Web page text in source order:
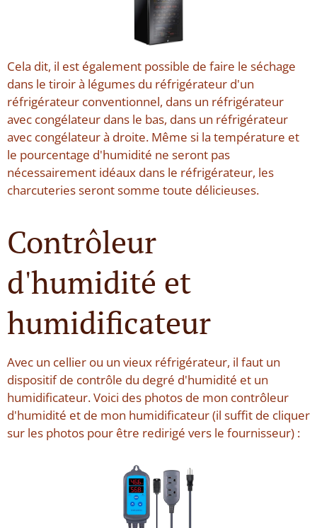
Cela dit, il est également possible de faire le séchage
dans le tiroir à légumes du réfrigérateur d'un
réfrigérateur conventionnel, dans un réfrigérateur
avec congélateur dans le bas, dans un réfrigérateur
avec congélateur à droite. Même si la température et
le pourcentage d'humidité ne seront pas
nécessairement idéaux dans le réfrigérateur, les
charcuteries seront somme toute délicieuses.
Contrôleur
d'humidité et
humidificateur
Avec un cellier ou un vieux réfrigérateur, il faut un
dispositif de contrôle du degré d'humidité et un
humidificateur. Voici des photos de mon contrôleur
d'humidité et de mon humidificateur (il suffit de cliquer
sur les photos pour être redirigé vers le fournisseur) :